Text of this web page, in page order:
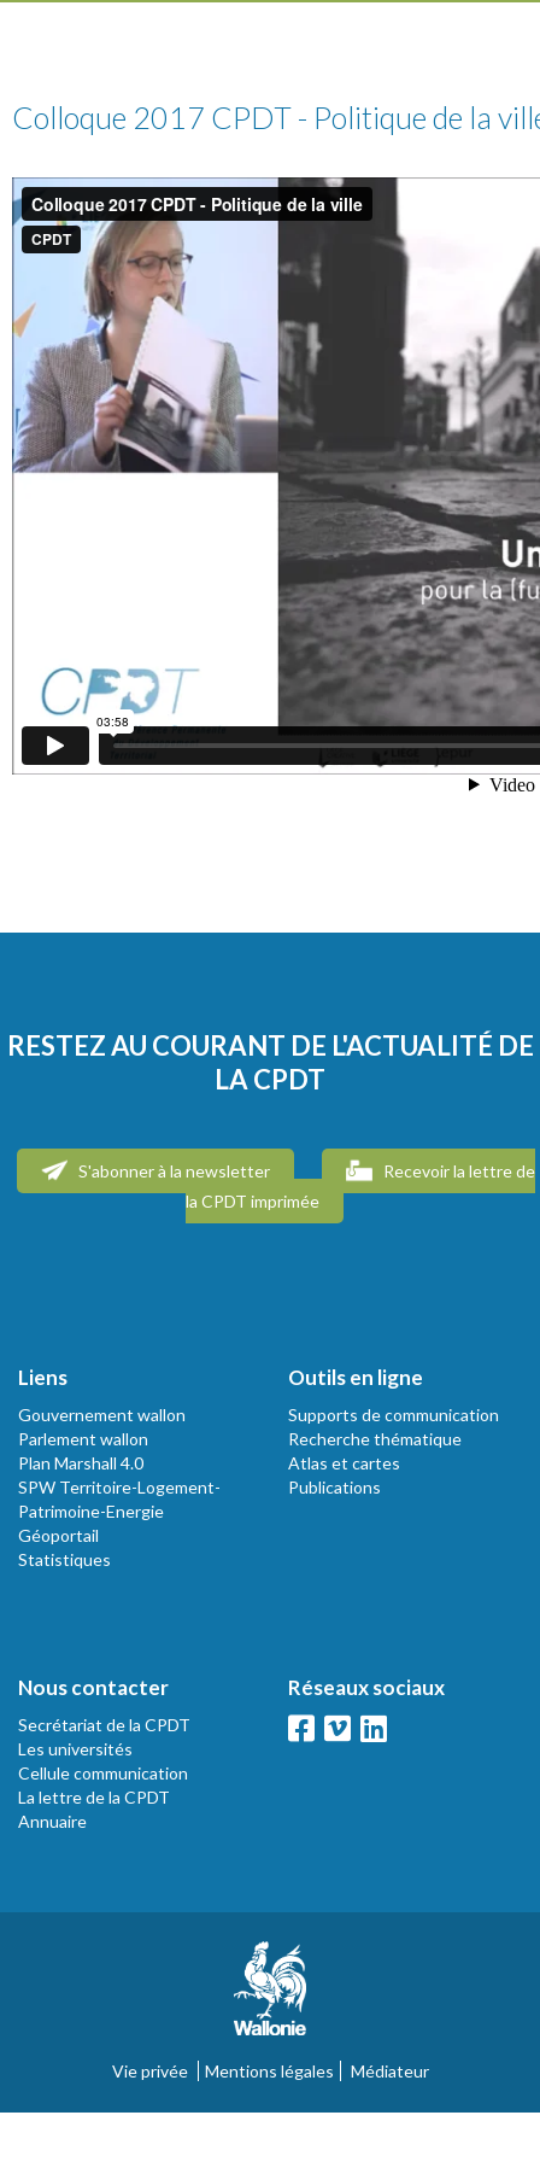
Colloque 2017 CPDT - Politique de la
RESTEZ AU COURANT DE L'ACTUALITÉ DE
LA CPDT
S'abonner à la newsletter
Recevoir la lettre de
la CPDT imprimée
Liens
Gouvernement wallon
Parlement wallon
Plan Marshall 4.0
SPW Territoire-Logement-
Patrimoine-Energie
Géoportail
Statistiques
Outils en ligne
Supports de communication
Recherche thématique
Atlas et cartes
Publications
Nous contacter
Secrétariat de la CPDT
Les universités
Cellule communication
La lettre de la CPDT
Annuaire
Réseaux sociaux
Vie privée Mentions légales Médiateur